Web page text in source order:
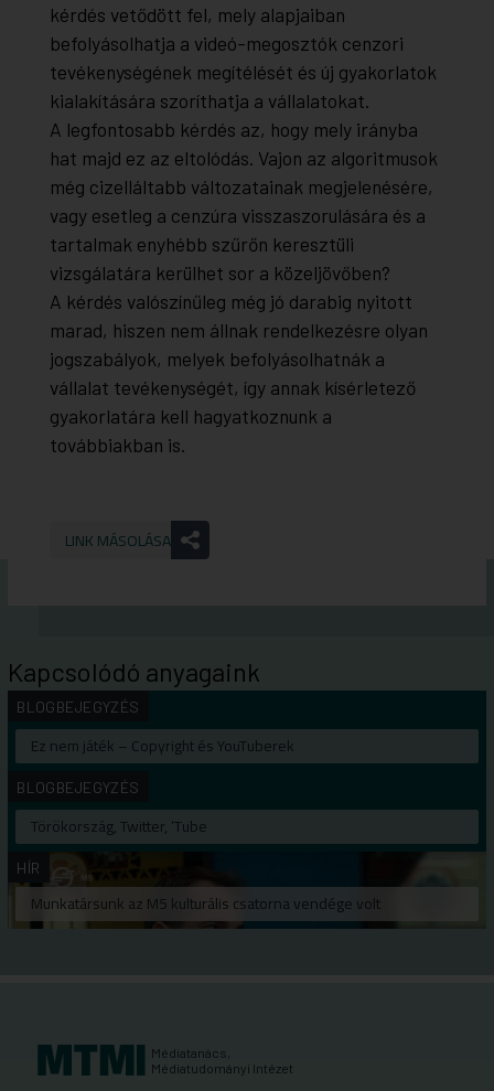
kérdés vetődött fel, mely alapjaiban
befolyásolhatja a videó-megosztók cenzori
tevékenységének megítélését és új gyakorlatok
kialakítására szoríthatja a vállalatokat.
A legfontosabb kérdés az, hogy mely irányba
hat majd ez az eltolódás. Vajon az algoritmusok
még cizelláltabb változatainak megjelenésére,
vagy esetleg a cenzúra visszaszorulására és a
tartalmak enyhébb szűrőn keresztüli
vizsgálatára kerülhet sor a közeljövőben?
A kérdés valószínűleg még jó darabig nyitott
marad, hiszen nem állnak rendelkezésre olyan
jogszabályok, melyek befolyásolhatnák a
vállalat tevékenységét, így annak kísérletező
gyakorlatára kell hagyatkoznunk a
továbbiakban is.
LINK MÁSOLÁSA
Kapcsolódó anyagaink
BLOGBEJEGYZÉS
Ez nem játék – Copyright és YouTuberek
BLOGBEJEGYZÉS
Törökország, Twitter, ’Tube
HÍR
Munkatársunk az M5 kulturális csatorna vendége volt
Médiatanács,
Médiatudományi Intézet